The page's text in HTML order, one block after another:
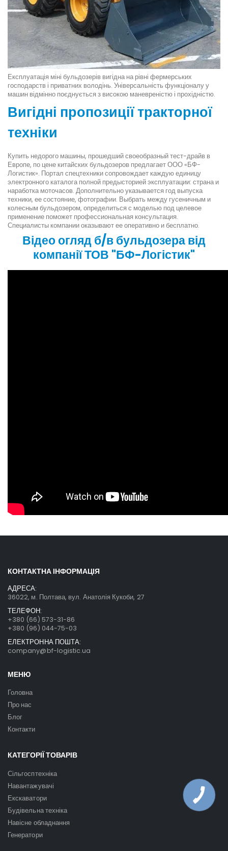
Експлуатація міні бульдозерів вигідна на рівні фермерських
господарств і приватних володінь. Універсальність функціоналу у
машин відмінно поєднується з високою маневреністю і прохідністю.
Вигідні пропозиції тракторної
техніки
Купить недорого машины, прошедший своеобразный тест-драйв в
Европе, по цене китайских бульдозеров предлагает ООО «БФ-
Логистик». Портал спецтехники сопровождает каждую единицу
электронного каталога полной предысторией эксплуатации: страна и
наработка моточасов. Дополнительно указывается год выпуска
техники, ее состояние, фотографии. Выбрать между гусеничным и
колесным бульдозером, определиться с моделью под целевое
применение поможет профессиональная консультация.
Специалисты компании оказывают ее оперативно и бесплатно.
Відео огляд б/в бульдозера від
компанії ТОВ "БФ-Логістик"
КОНТАКТНА ІНФОРМАЦІЯ
АДРЕСА:
36022, м. Полтава, вул. Анатолія Кукоби, 27
ТЕЛЕФОН:
+380 (66) 573-31-86
+380 (96) 044-75-03
ЕЛЕКТРОННА ПОШТА:
company@bf-logistic.ua
МЕНЮ
Головна
Про нас
Блог
Контакти
КАТЕГОРІЇ ТОВАРІВ
Сільгосптехніка
Навантажувачі
Екскаватори
Будівельна техніка
Навісне обладнання
Генератори